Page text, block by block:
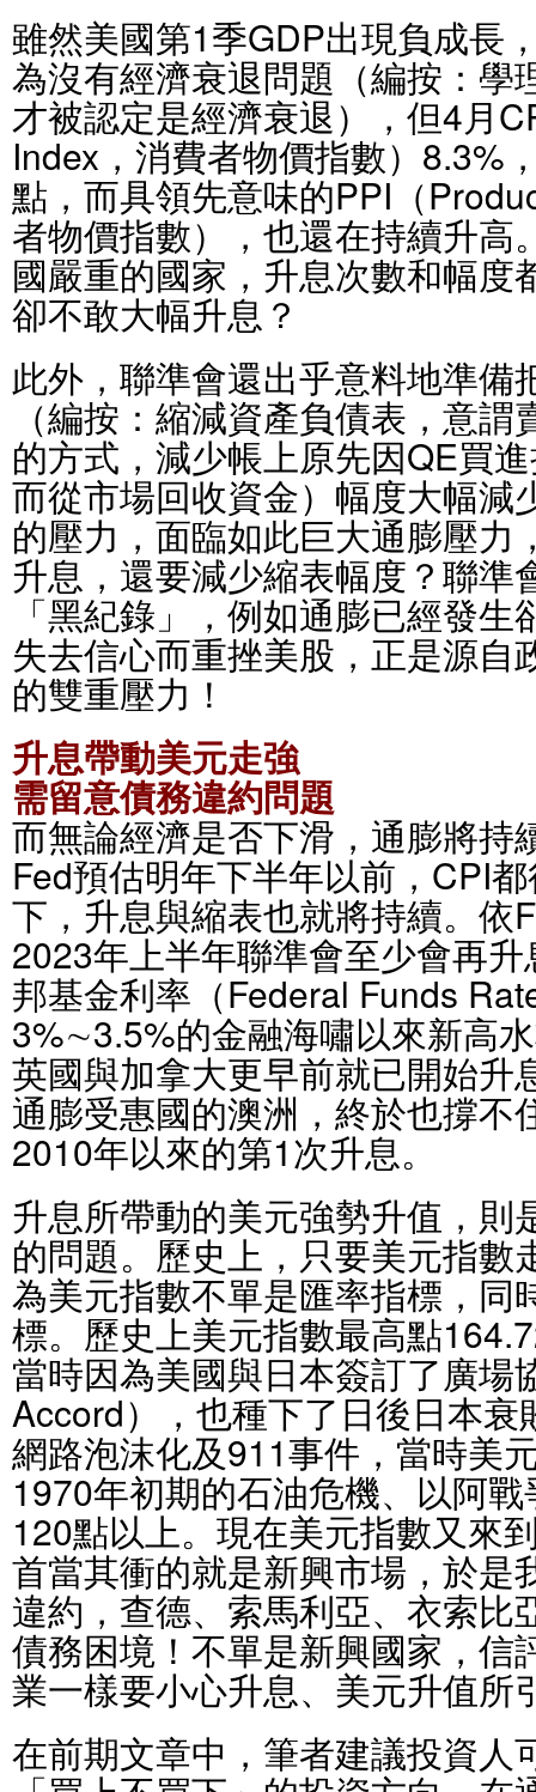
雖然美國第1季GDP出現負成長
為沒有經濟衰退問題（編按：學
才被認定是經濟衰退），但4月
Index，消費者物價指數）8.3%
點，而具領先意味的PPI（
者物價指數），也還在持續升高
國嚴重的國家，升息次數和幅度
卻不敢大幅升息？
此外，聯準會還出乎意料地準備
（編按：縮減資產負債表，意
的方式，減少帳上原先因QE買
而從市場回收資金）幅度大幅減
的壓力，面臨如此巨大通膨壓力
升息，還要減少縮表幅度？聯準
「黑紀錄」，例如通膨已經發
失去信心而重挫美股，正是源自
的雙重壓力！
升息帶動美元走強
需留意債務違約問題
而無論經濟是否下滑，通膨將持
Fed預估明年下半年以前，CPI
下，升息與縮表也就將持續。依
2023年上半年聯準會至少會再
邦基金利率（Federal Funds
3%∼3.5%的金融海嘯以來新高
英國與加拿大更早前就已開始升
通膨受惠國的澳洲，終於也撐不
2010年以來的第1次升息。
升息所帶動的美元強勢升值，則
的問題。歷史上，只要美元指數
為美元指數不單是匯率指標，同
標。歷史上美元指數最高點
當時因為美國與日本簽訂了廣場
Accord），也種下了日後日本
網路泡沫化及911事件，當時美
1970年初期的石油危機、以阿
120點以上。現在美元指數又來
首當其衝的就是新興市場，於是
違約，查德、索馬利亞、衣索比
債務困境！不單是新興國家，信
業一樣要小心升息、美元升值所
在前期文章中，筆者建議投資人